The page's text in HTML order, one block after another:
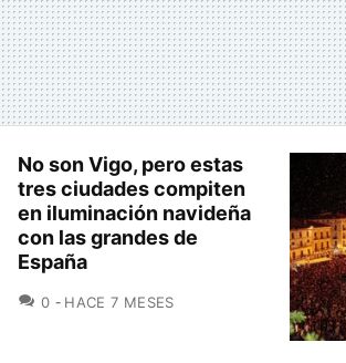
No son Vigo, pero estas
tres ciudades compiten
en iluminación navideña
con las grandes de
España
0 COMENTARIOS
HACE 7 MESES